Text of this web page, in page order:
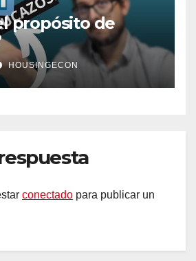
propósito de
HOUSINGECON
conectado para publicar un